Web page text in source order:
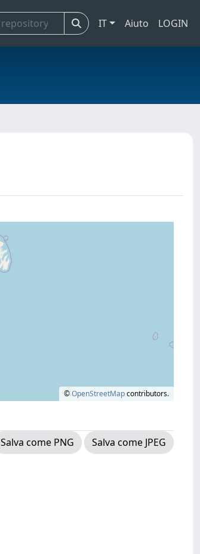
IT Aiuto LOGIN
©OpenStreetMapcontributors.
Salva come PNG
Salva come JPEG